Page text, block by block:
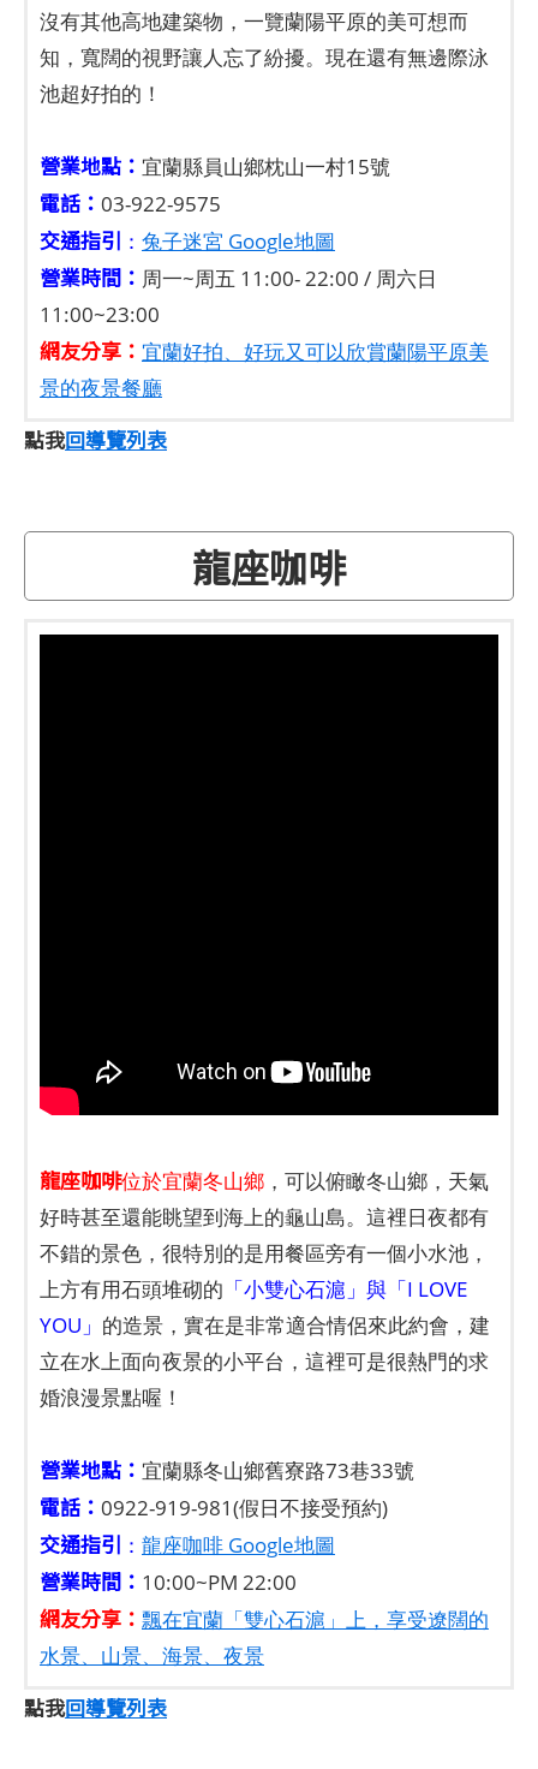
沒有其他高地建築物，一覽蘭陽平原的美可想而
知，寬闊的視野讓人忘了紛擾。現在還有無邊際泳
池超好拍的！
營業地點： 宜蘭縣員山鄉枕山一村15號
電話： 03-922-9575
交通指引 ： 兔子迷宮 Google地圖
營業時間： 周一~周五 11:00- 22:00 / 周六日
11:00~23:00
網友分享： 宜蘭好拍、好玩又可以欣賞蘭陽平原美
景的夜景餐廳
點我回導覽列表
龍座咖啡
龍座咖啡位於宜蘭冬山鄉 ，可以俯瞰冬山鄉，天氣
好時甚至還能眺望到海上的龜山島。這裡日夜都有
不錯的景色，很特別的是用餐區旁有一個小水池，
上方有用石頭堆砌的 「小雙心石滬」與「I LOVE
YOU」 的造景，實在是非常適合情侶來此約會，建
立在水上面向夜景的小平台，這裡可是很熱門的求
婚浪漫景點喔！
營業地點： 宜蘭縣冬山鄉舊寮路73巷33號
電話： 0922-919-981(假日不接受預約)
交通指引 ： 龍座咖啡 Google地圖
營業時間： 10:00~PM 22:00
網友分享： 飄在宜蘭「雙心石滬」上，享受遼闊的
水景、山景、海景、夜景
點我回導覽列表